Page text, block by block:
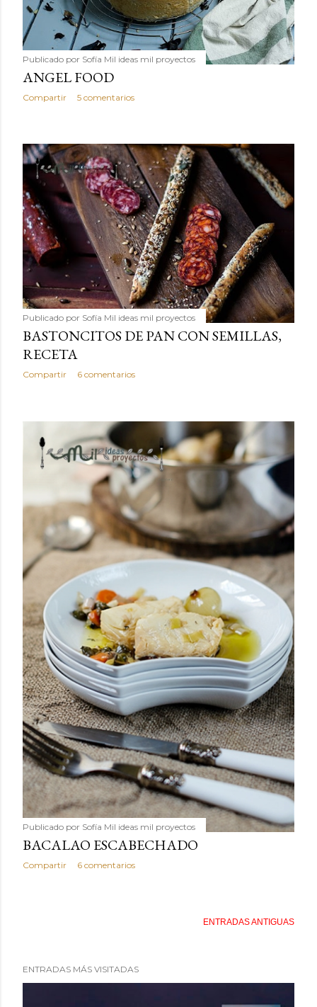
Publicado por Sofía Mil ideas mil proyectos
ANGEL FOOD
Compartir 5 comentarios
Publicado por Sofía Mil ideas mil proyectos
BASTONCITOS DE PAN CON SEMILLAS,
RECETA
Compartir 6 comentarios
Publicado por Sofía Mil ideas mil proyectos
BACALAO ESCABECHADO
Compartir 6 comentarios
ENTRADAS ANTIGUAS
ENTRADAS MÁS VISITADAS